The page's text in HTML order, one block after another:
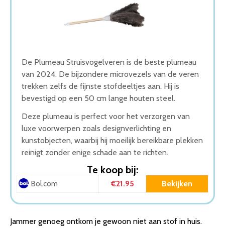
5. Swiffer Duster Stofmagneet
Wat is de beste Plumeau van 2026
4. Goede Prijs-Kwaliteit Plumeau
5. Fijnste Plumeau van 2026
Conclusie
De Plumeau Struisvogelveren is de beste plumeau
van 2024. De bijzondere microvezels van de veren
trekken zelfs de fijnste stofdeeltjes aan. Hij is
bevestigd op een 50 cm lange houten steel.
Deze plumeau is perfect voor het verzorgen van
luxe voorwerpen zoals designverlichting en
kunstobjecten, waarbij hij moeilijk bereikbare plekken
reinigt zonder enige schade aan te richten.
Te koop bij:
Bol.com €21.95 Bekijken
Jammer genoeg ontkom je gewoon niet aan stof in huis.